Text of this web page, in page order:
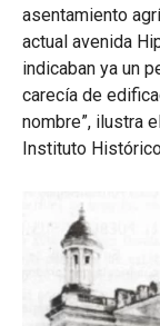
asentamiento
actual avenida
indicaban ya un
carecía de
nombre”, ilustra
Instituto